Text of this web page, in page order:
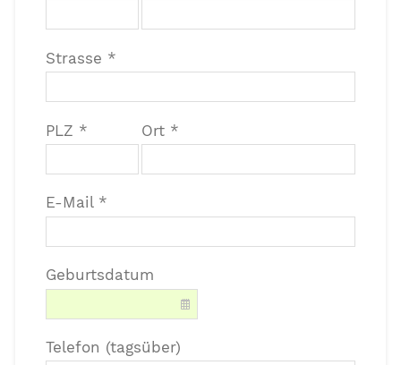
Strasse *
PLZ * Ort *
E-Mail *
Geburtsdatum
Telefon (tagsüber)